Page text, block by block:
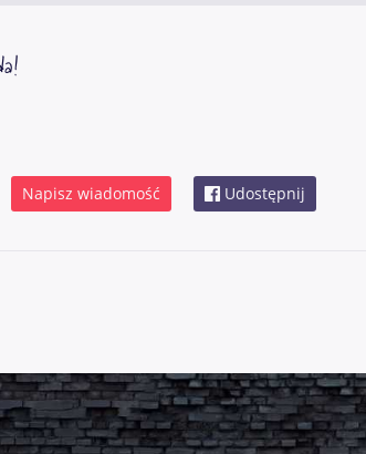
Napisz wiadomość Udostępnij